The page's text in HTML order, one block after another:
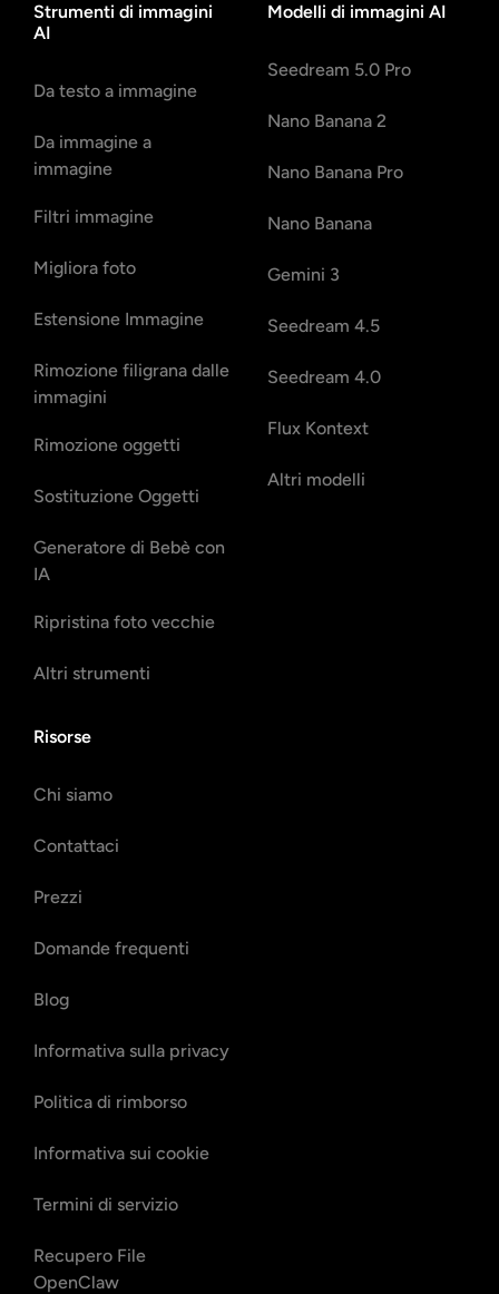
Strumenti di immagini
AI
Da testo a immagine
Da immagine a
immagine
Filtri immagine
Migliora foto
Estensione Immagine
Rimozione filigrana dalle
immagini
Rimozione oggetti
Sostituzione Oggetti
Generatore di Bebè con
IA
Ripristina foto vecchie
Altri strumenti
Modelli di immagini AI
Seedream 5.0 Pro
Nano Banana 2
Nano Banana Pro
Nano Banana
Gemini 3
Seedream 4.5
Seedream 4.0
Flux Kontext
Altri modelli
Risorse
Chi siamo
Contattaci
Prezzi
Domande frequenti
Blog
Informativa sulla privacy
Politica di rimborso
Informativa sui cookie
Termini di servizio
Recupero File
OpenClaw